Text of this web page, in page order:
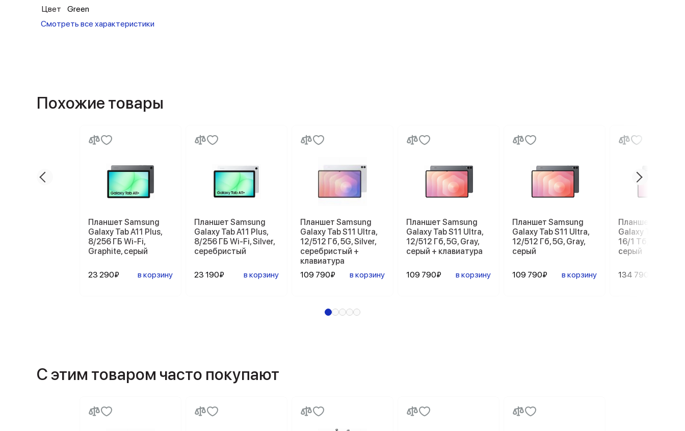
Цвет
Green
Смотреть все характеристики
Похожие товары
Планшет Samsung
Galaxy Tab A11 Plus,
8/256 ГБ Wi-Fi,
Graphite, серый
23 290₽ в корзину
Планшет Samsung
Galaxy Tab A11 Plus,
8/256 ГБ Wi-Fi, Silver,
серебристый
23 190₽ в корзину
Планшет Samsung
Galaxy Tab S11 Ultra,
12/512 Гб, 5G, Silver,
серебристый +
клавиатура
109 790₽
в корзину
Планшет Samsung
Galaxy Tab S11 Ultra,
12/512 Гб, 5G, Gray,
серый + клавиатура
109 790₽ в корзину
Планшет Samsung
Galaxy Tab S11 Ultra,
12/512 Гб, 5G, Gray,
серый
109 790₽ в корзину
Планшет
Galaxy Tab S11
16/1 Тб, 5G, Gray,
серый
134 790₽
С этим товаром часто покупают